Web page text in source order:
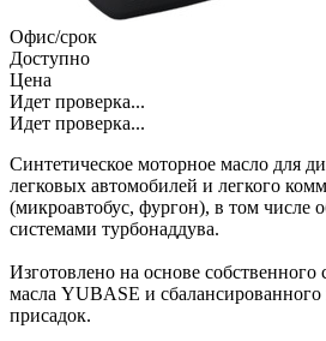
Офис/срок
Доступно
Цена
Идет проверка...
Идет проверка...
Синтетическое моторное масло для
легковых автомобилей и легкого
(микроавтобус, фургон), в том числе
системами турбонаддува.
Изготовлено на основе собственного
масла YUBASE и
присадок.